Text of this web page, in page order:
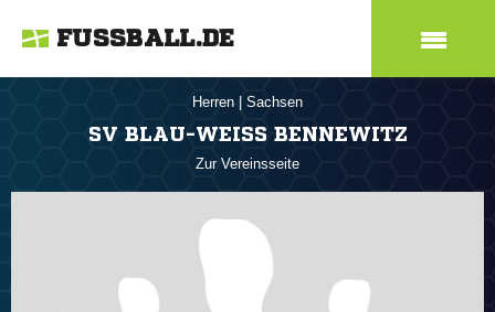
FUSSBALL.DE
Herren Sachsen
SV BLAU-WEISS BENNEWITZ
Zur Vereinsseite